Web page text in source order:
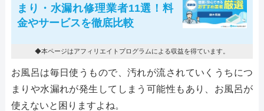
まり・水漏れ修理業者11選！料
金やサービスを徹底比較
◆本ページはアフィリエイトプログラムによる収益を得ています。
お風呂は毎日使うもので、汚れが流されていくうちにつ
まりや水漏れが発生してしまう可能性もあり、お風呂が
使えないと困りますよね。